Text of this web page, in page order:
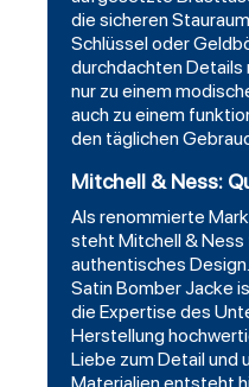
die sicheren
Schlüssel oder
durchdachten Details
nur zu einem
auch zu einem
den täglichen
Mitchell & Ness:
Als renommierte
steht Mitchell &
authentisches
Satin Bomber Jacke
die Expertise des
Herstellung
Liebe zum Detail und